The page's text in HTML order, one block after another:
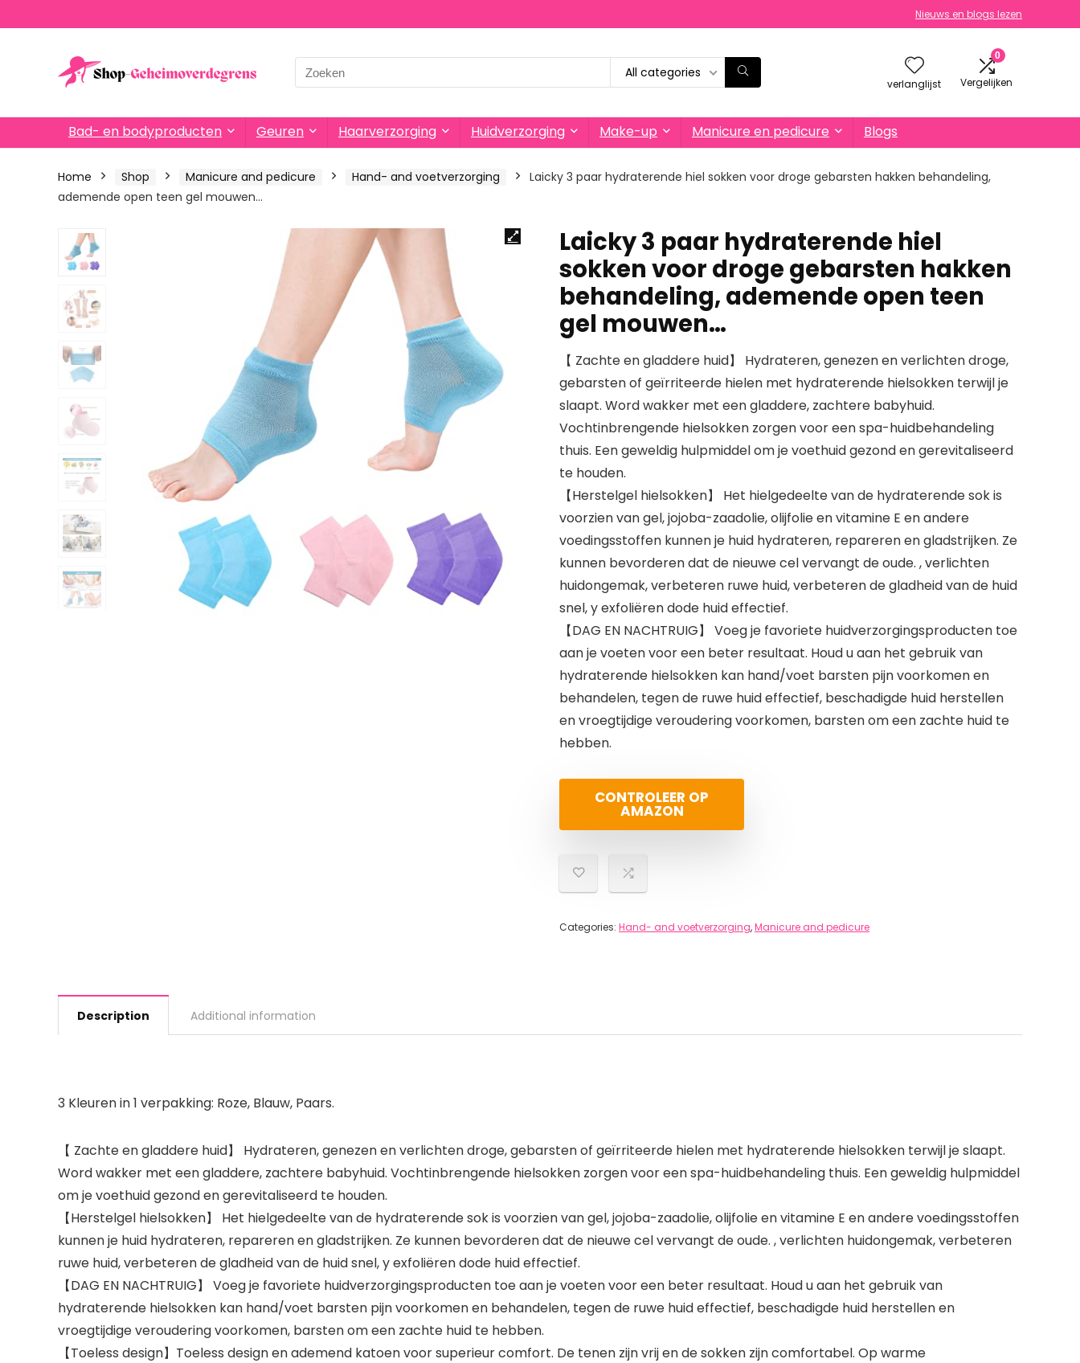
Nieuws en blogs lezen
Search
for:
All categories
verlanglijst
0
Vergelijken
Bad- en bodyproducten Geuren Haarverzorging Huidverzorging Make-up Manicure en pedicure Blogs
Home Shop Manicure and pedicure Hand- and voetverzorging
Laicky 3 paar hydraterende hiel sokken voor droge gebarsten hakken behandeling,
ademende open teen gel mouwen…
Laicky 3 paar hydraterende hiel
sokken voor droge gebarsten hakken
behandeling, ademende open teen
gel mouwen…
【 Zachte en gladdere huid】 Hydrateren, genezen en verlichten droge,
gebarsten of geïrriteerde hielen met hydraterende hielsokken terwijl je
slaapt. Word wakker met een gladdere, zachtere babyhuid.
Vochtinbrengende hielsokken zorgen voor een spa-huidbehandeling
thuis. Een geweldig hulpmiddel om je voethuid gezond en gerevitaliseerd
te houden.
【Herstelgel hielsokken】 Het hielgedeelte van de hydraterende sok is
voorzien van gel, jojoba-zaadolie, olijfolie en vitamine E en andere
voedingsstoffen kunnen je huid hydrateren, repareren en gladstrijken. Ze
kunnen bevorderen dat de nieuwe cel vervangt de oude. , verlichten
huidongemak, verbeteren ruwe huid, verbeteren de gladheid van de huid
snel, y exfoliëren dode huid effectief.
【DAG EN NACHTRUIG】 Voeg je favoriete huidverzorgingsproducten toe
aan je voeten voor een beter resultaat. Houd u aan het gebruik van
hydraterende hielsokken kan hand/voet barsten pijn voorkomen en
behandelen, tegen de ruwe huid effectief, beschadigde huid herstellen
en vroegtijdige veroudering voorkomen, barsten om een zachte huid te
hebben.
CONTROLEER OP
AMAZON
Categories: Hand- and voetverzorging,Manicure and pedicure
Description Additional information
3 Kleuren in 1 verpakking: Roze, Blauw, Paars.
【 Zachte en gladdere huid】 Hydrateren, genezen en verlichten droge, gebarsten of geïrriteerde hielen met hydraterende hielsokken terwijl je slaapt.
Word wakker met een gladdere, zachtere babyhuid. Vochtinbrengende hielsokken zorgen voor een spa-huidbehandeling thuis. Een geweldig hulpmiddel
om je voethuid gezond en gerevitaliseerd te houden.
【Herstelgel hielsokken】 Het hielgedeelte van de hydraterende sok is voorzien van gel, jojoba-zaadolie, olijfolie en vitamine E en andere voedingsstoffen
kunnen je huid hydrateren, repareren en gladstrijken. Ze kunnen bevorderen dat de nieuwe cel vervangt de oude. , verlichten huidongemak, verbeteren
ruwe huid, verbeteren de gladheid van de huid snel, y exfoliëren dode huid effectief.
【DAG EN NACHTRUIG】 Voeg je favoriete huidverzorgingsproducten toe aan je voeten voor een beter resultaat. Houd u aan het gebruik van
hydraterende hielsokken kan hand/voet barsten pijn voorkomen en behandelen, tegen de ruwe huid effectief, beschadigde huid herstellen en
vroegtijdige veroudering voorkomen, barsten om een zachte huid te hebben.
【Toeless design】Toeless design en ademend katoen voor superieur comfort. De tenen zijn vrij en de sokken zijn comfortabel. Op warme